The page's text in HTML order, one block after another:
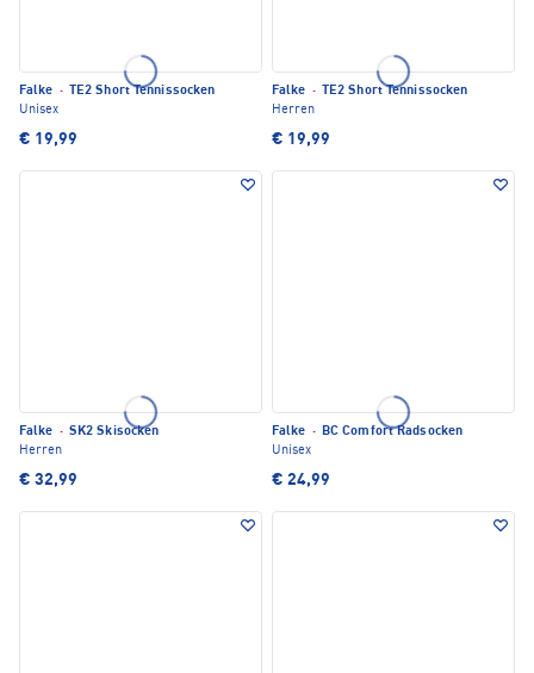
Falke ·
TE2 Short Tennissocken
Unisex
€ 19,99
Falke ·
TE2 Short Tennissocken
Herren
€ 19,99
Falke · SK2 Skisocken
Herren
€ 32,99
Falke · BC Comfort Radsocken
Unisex
€ 24,99